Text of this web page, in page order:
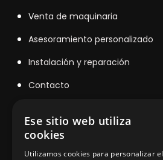
Venta de maquinaria
Asesoramiento personalizado
Instalación y reparación
Contacto
Información legal
Ese sitio web utiliza
cookies
Utilizamos cookies para personalizar el